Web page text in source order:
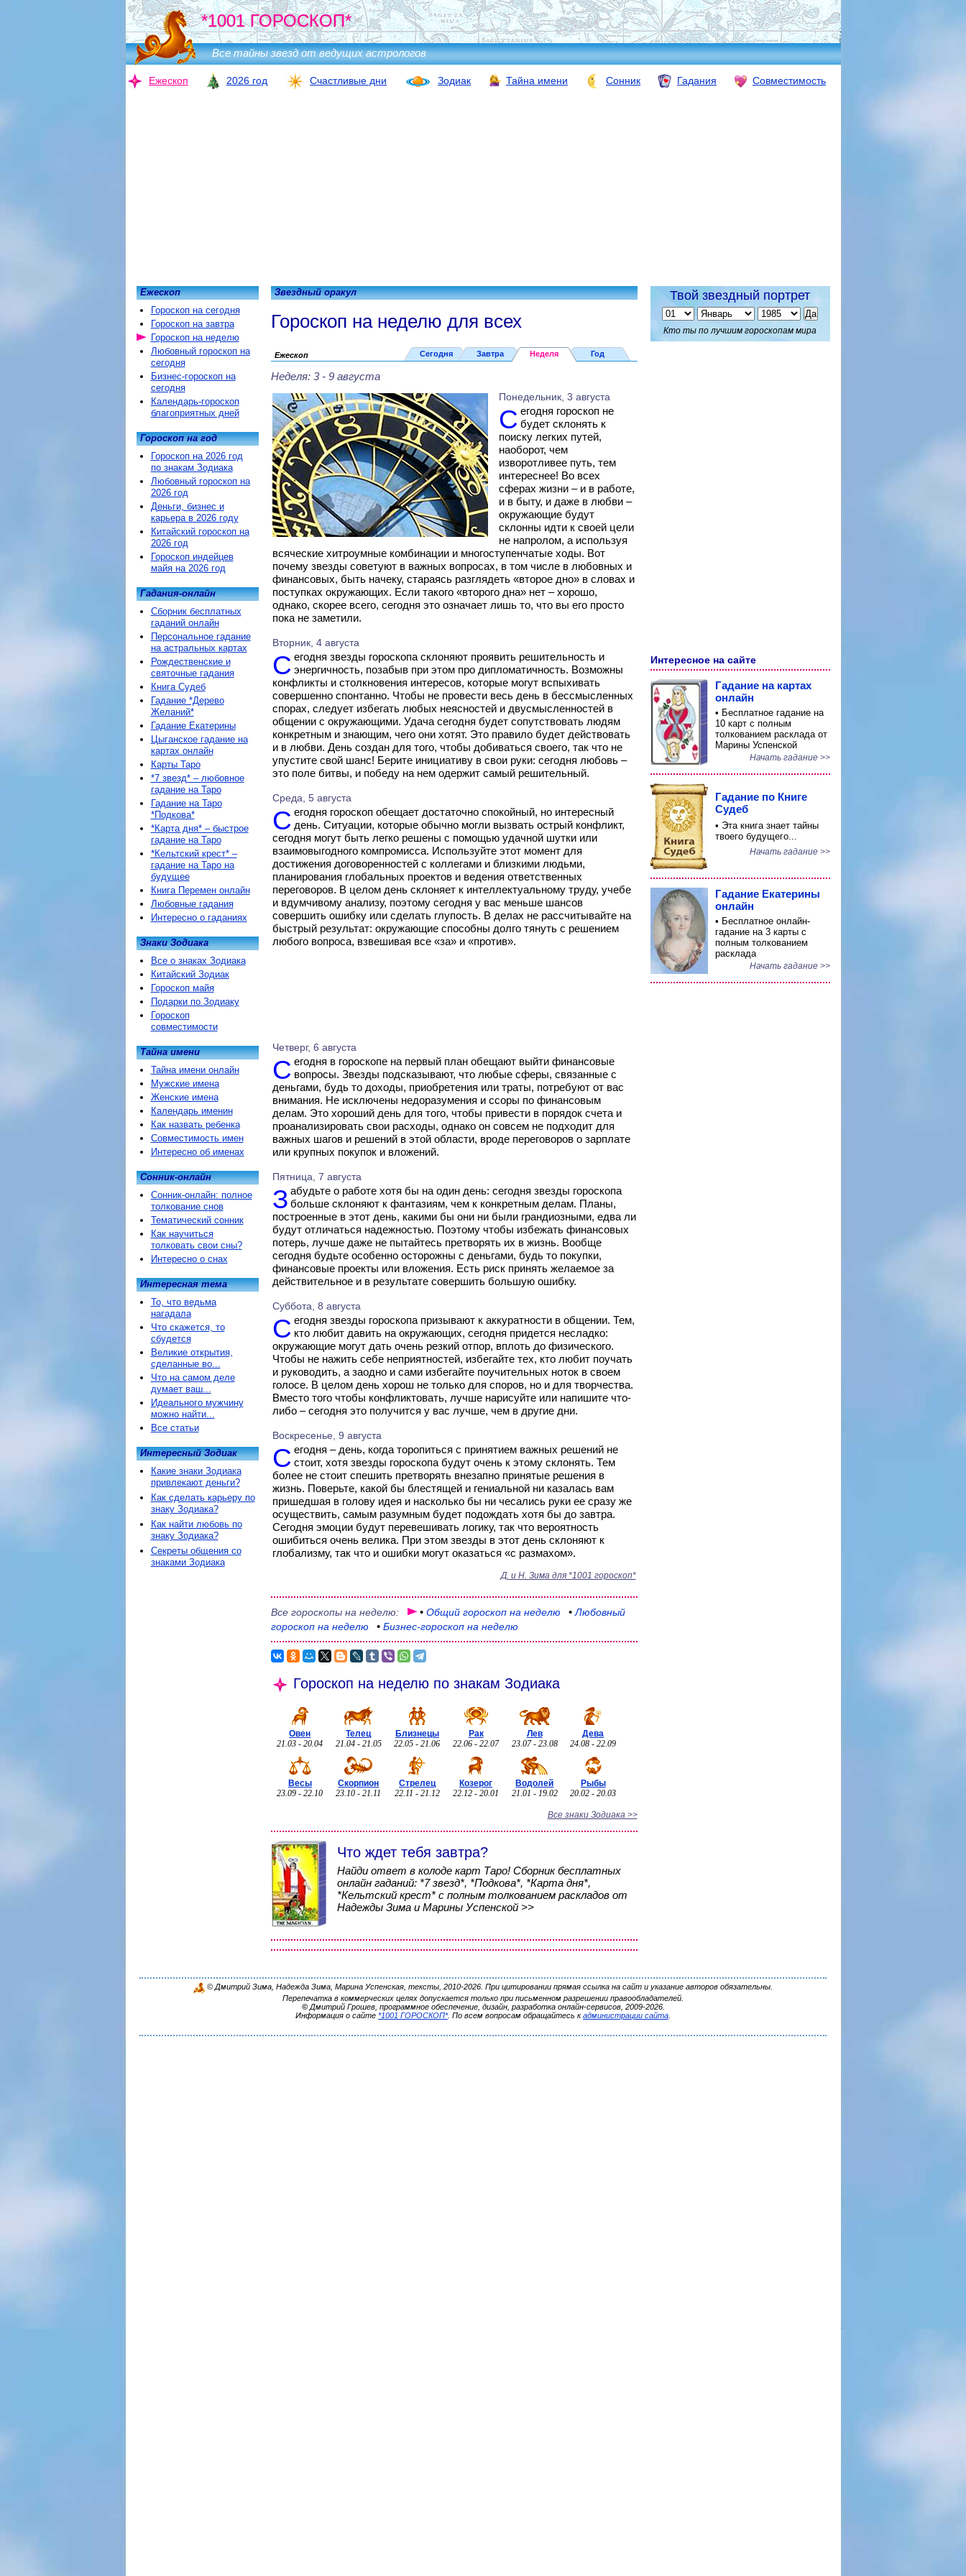
*1001 ГОРОСКОП*
Все тайны звезд от ведущих астрологов
Ежескоп 2026 год Счастливые дни Зодиак Тайна имени Сонник Гадания Совместимость
Звездный оракул
Гороскоп на неделю для всех
Неделя: 3 - 9 августа
Понедельник, 3 августа
Сегодня гороскоп не будет склонять к
поиску легких путей,
наоборот, чем
изворотливее путь, тем
интереснее! Во всех
сферах жизни – и в работе,
и в быту, и даже в любви –
окружающие будут
склонны идти к своей цели
не напролом, а используя
всяческие хитроумные комбинации и многоступенчатые ходы. Вот
почему звезды советуют в важных вопросах, в том числе в любовных и
финансовых, быть начеку, стараясь разглядеть «второе дно» в словах и
поступках окружающих. Если такого «второго дна» нет – хорошо,
однако, скорее всего, сегодня это означает лишь то, что вы его просто
пока не заметили.
Вторник, 4 августа
Сегодня звезды гороскопа склоняют проявить решительность и энергичность, позабыв при этом про дипломатичность. Возможны
конфликты и столкновения интересов, которые могут вспыхивать
совершенно спонтанно. Чтобы не провести весь день в бессмысленных
спорах, следует избегать любых неясностей и двусмысленностей в
общении с окружающими. Удача сегодня будет сопутствовать людям
конкретным и знающим, чего они хотят. Это правило будет действовать
и в любви. День создан для того, чтобы добиваться своего, так что не
упустите свой шанс! Берите инициативу в свои руки: сегодня любовь –
это поле битвы, и победу на нем одержит самый решительный.
Среда, 5 августа
Сегодня гороскоп обещает достаточно спокойный, но интересный день. Ситуации, которые обычно могли вызвать острый конфликт,
сегодня могут быть легко решены с помощью удачной шутки или
взаимовыгодного компромисса. Используйте этот момент для
достижения договоренностей с коллегами и близкими людьми,
планирования глобальных проектов и ведения ответственных
переговоров. В целом день склоняет к интеллектуальному труду, учебе
и вдумчивому анализу, поэтому сегодня у вас меньше шансов
совершить ошибку или сделать глупость. В делах не рассчитывайте на
быстрый результат: окружающие способны долго тянуть с решением
любого вопроса, взвешивая все «за» и «против».
Четверг, 6 августа
Сегодня в гороскопе на первый план обещают выйти финансовые вопросы. Звезды подсказывают, что любые сферы, связанные с
деньгами, будь то доходы, приобретения или траты, потребуют от вас
внимания. Не исключены недоразумения и ссоры по финансовым
делам. Это хороший день для того, чтобы привести в порядок счета и
проанализировать свои расходы, однако он совсем не подходит для
важных шагов и решений в этой области, вроде переговоров о зарплате
или крупных покупок и вложений.
Пятница, 7 августа
Забудьте о работе хотя бы на один день: сегодня звезды гороскопа больше склоняют к фантазиям, чем к конкретным делам. Планы,
построенные в этот день, какими бы они ни были грандиозными, едва ли
будут отличаться надежностью. Поэтому чтобы избежать финансовых
потерь, лучше даже не пытайтесь претворять их в жизнь. Вообще
сегодня будьте особенно осторожны с деньгами, будь то покупки,
финансовые проекты или вложения. Есть риск принять желаемое за
действительное и в результате совершить большую ошибку.
Суббота, 8 августа
Сегодня звезды гороскопа призывают к аккуратности в общении. Тем, кто любит давить на окружающих, сегодня придется несладко:
окружающие могут дать очень резкий отпор, вплоть до физического.
Чтобы не нажить себе неприятностей, избегайте тех, кто любит поучать
и руководить, а заодно и сами избегайте поучительных ноток в своем
голосе. В целом день хорош не только для споров, но и для творчества.
Вместо того чтобы конфликтовать, лучше нарисуйте или напишите что-
либо – сегодня это получится у вас лучше, чем в другие дни.
Воскресенье, 9 августа
Сегодня – день, когда торопиться с принятием важных решений не стоит, хотя звезды гороскопа будут очень к этому склонять. Тем
более не стоит спешить претворять внезапно принятые решения в
жизнь. Поверьте, какой бы блестящей и гениальной ни казалась вам
пришедшая в голову идея и насколько бы ни чесались руки ее сразу же
осуществить, самым разумным будет подождать хотя бы до завтра.
Сегодня эмоции будут перевешивать логику, так что вероятность
ошибиться очень велика. При этом звезды в этот день склоняют к
глобализму, так что и ошибки могут оказаться «с размахом».
Д. и Н. Зима для *1001 гороскоп*
Все гороскопы на неделю: • Общий гороскоп на неделю • Любовный
гороскоп на неделю
• Бизнес-гороскоп на неделю
Ежескоп Сегодня Завтра Неделя Год
Гороскоп на неделю по знакам Зодиака
Овен
21.03 - 20.04
Телец
21.04 - 21.05
Близнецы
22.05 - 21.06
Рак
22.06 - 22.07
Лев
23.07 - 23.08
Дева
24.08 - 22.09
Весы
23.09 - 22.10
Скорпион
23.10 - 21.11
Стрелец
22.11 - 21.12
Козерог
22.12 - 20.01
Водолей
21.01 - 19.02
Рыбы
20.02 - 20.03
Все знаки Зодиака >>
Что ждет тебя завтра?
Найди ответ в колоде карт Таро! Сборник бесплатных
онлайн гаданий: *7 звезд*, *Подкова*, *Карта дня*,
*Кельтский крест* с полным толкованием раскладов от
Надежды Зима и Марины Успенской >>
Ежескоп
Гороскоп на сегодня
Гороскоп на завтра
Гороскоп на неделю
Любовный гороскоп на
сегодня
Бизнес-гороскоп на
сегодня
Календарь-гороскоп
благоприятных дней
Гороскоп на год
Гороскоп на 2026 год
по знакам Зодиака
Любовный гороскоп на
2026 год
Деньги, бизнес и
карьера в 2026 году
Китайский гороскоп на
2026 год
Гороскоп индейцев
майя на 2026 год
Гадания-онлайн
Сборник бесплатных
гаданий онлайн
Персональное гадание
на астральных картах
Рождественские и
святочные гадания
Книга Судеб
Гадание *Дерево
Желаний*
Гадание Екатерины
Цыганское гадание на
картах онлайн
Карты Таро
*7 звезд* – любовное
гадание на Таро
Гадание на Таро
*Подкова*
*Карта дня* – быстрое
гадание на Таро
*Кельтский крест* –
гадание на Таро на
будущее
Книга Перемен онлайн
Любовные гадания
Интересно о гаданиях
Знаки Зодиака
Все о знаках Зодиака
Китайский Зодиак
Гороскоп майя
Подарки по Зодиаку
Гороскоп
совместимости
Тайна имени
Тайна имени онлайн
Мужские имена
Женские имена
Календарь именин
Как назвать ребенка
Совместимость имен
Интересно об именах
Сонник-онлайн
Сонник-онлайн: полное
толкование снов
Тематический сонник
Как научиться
толковать свои сны?
Интересно о снах
Интересная тема
То, что ведьма
нагадала
Что скажется, то
сбудется
Великие открытия,
сделанные во...
Что на самом деле
думает ваш...
Идеального мужчину
можно найти...
Все статьи
Интересный Зодиак
Какие знаки Зодиака
привлекают деньги?
Как сделать карьеру по
знаку Зодиака?
Как найти любовь по
знаку Зодиака?
Секреты общения со
знаками Зодиака
Твой звездный портрет
Кто ты по лучшим гороскопам мира
Интересное на сайте
Гадание на картах
онлайн
• Бесплатное гадание на
10 карт с полным
толкованием расклада от
Марины Успенской
Начать гадание >>
Гадание по Книге
Судеб
• Эта книга знает тайны
твоего будущего...
Начать гадание >>
Гадание Екатерины
онлайн
• Бесплатное онлайн-
гадание на 3 карты с
полным толкованием
расклада
Начать гадание >>
© Дмитрий Зима, Надежда Зима, Марина Успенская, тексты, 2010-2026. При цитировании прямая ссылка на сайт и указание авторов обязательны.
Перепечатка в коммерческих целях допускается только при письменном разрешении правообладателей.
©Дмитрий Грошев, программное обеспечение, дизайн, разработка онлайн-сервисов, 2009-2026.
Информация о сайте *1001 ГОРОСКОП*. По всем вопросам обращайтесь кадминистрации сайта